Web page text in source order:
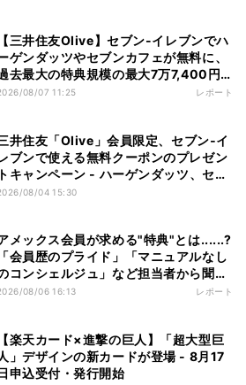
【三井住友Olive】セブン-イレブンでハ
ゲンダッツやセブンカフェが無料に、
去最大の特典規模の最大7万7,400円
当がもらえるキャンペーンも - 夏休み
08/07 11:25 レポート
井住友「Olive」会員限定、セブン‐イ
ブンで使える無料クーポンのプレゼン
トキャンペーン - ハーゲンダッツ、セブ
カフェなどが無料に
08/04 15:30
メックス会員が求める"特典"とは......?
「会員歴のプライド」「マニュアルなし
コンシェルジュ」など担当者から聞い
"裏話"も
08/06 16:13 レポート
【楽天カード×進撃の巨人】「超大型巨
人」デザインの新カードが登場 - 8月17
申込受付・発行開始